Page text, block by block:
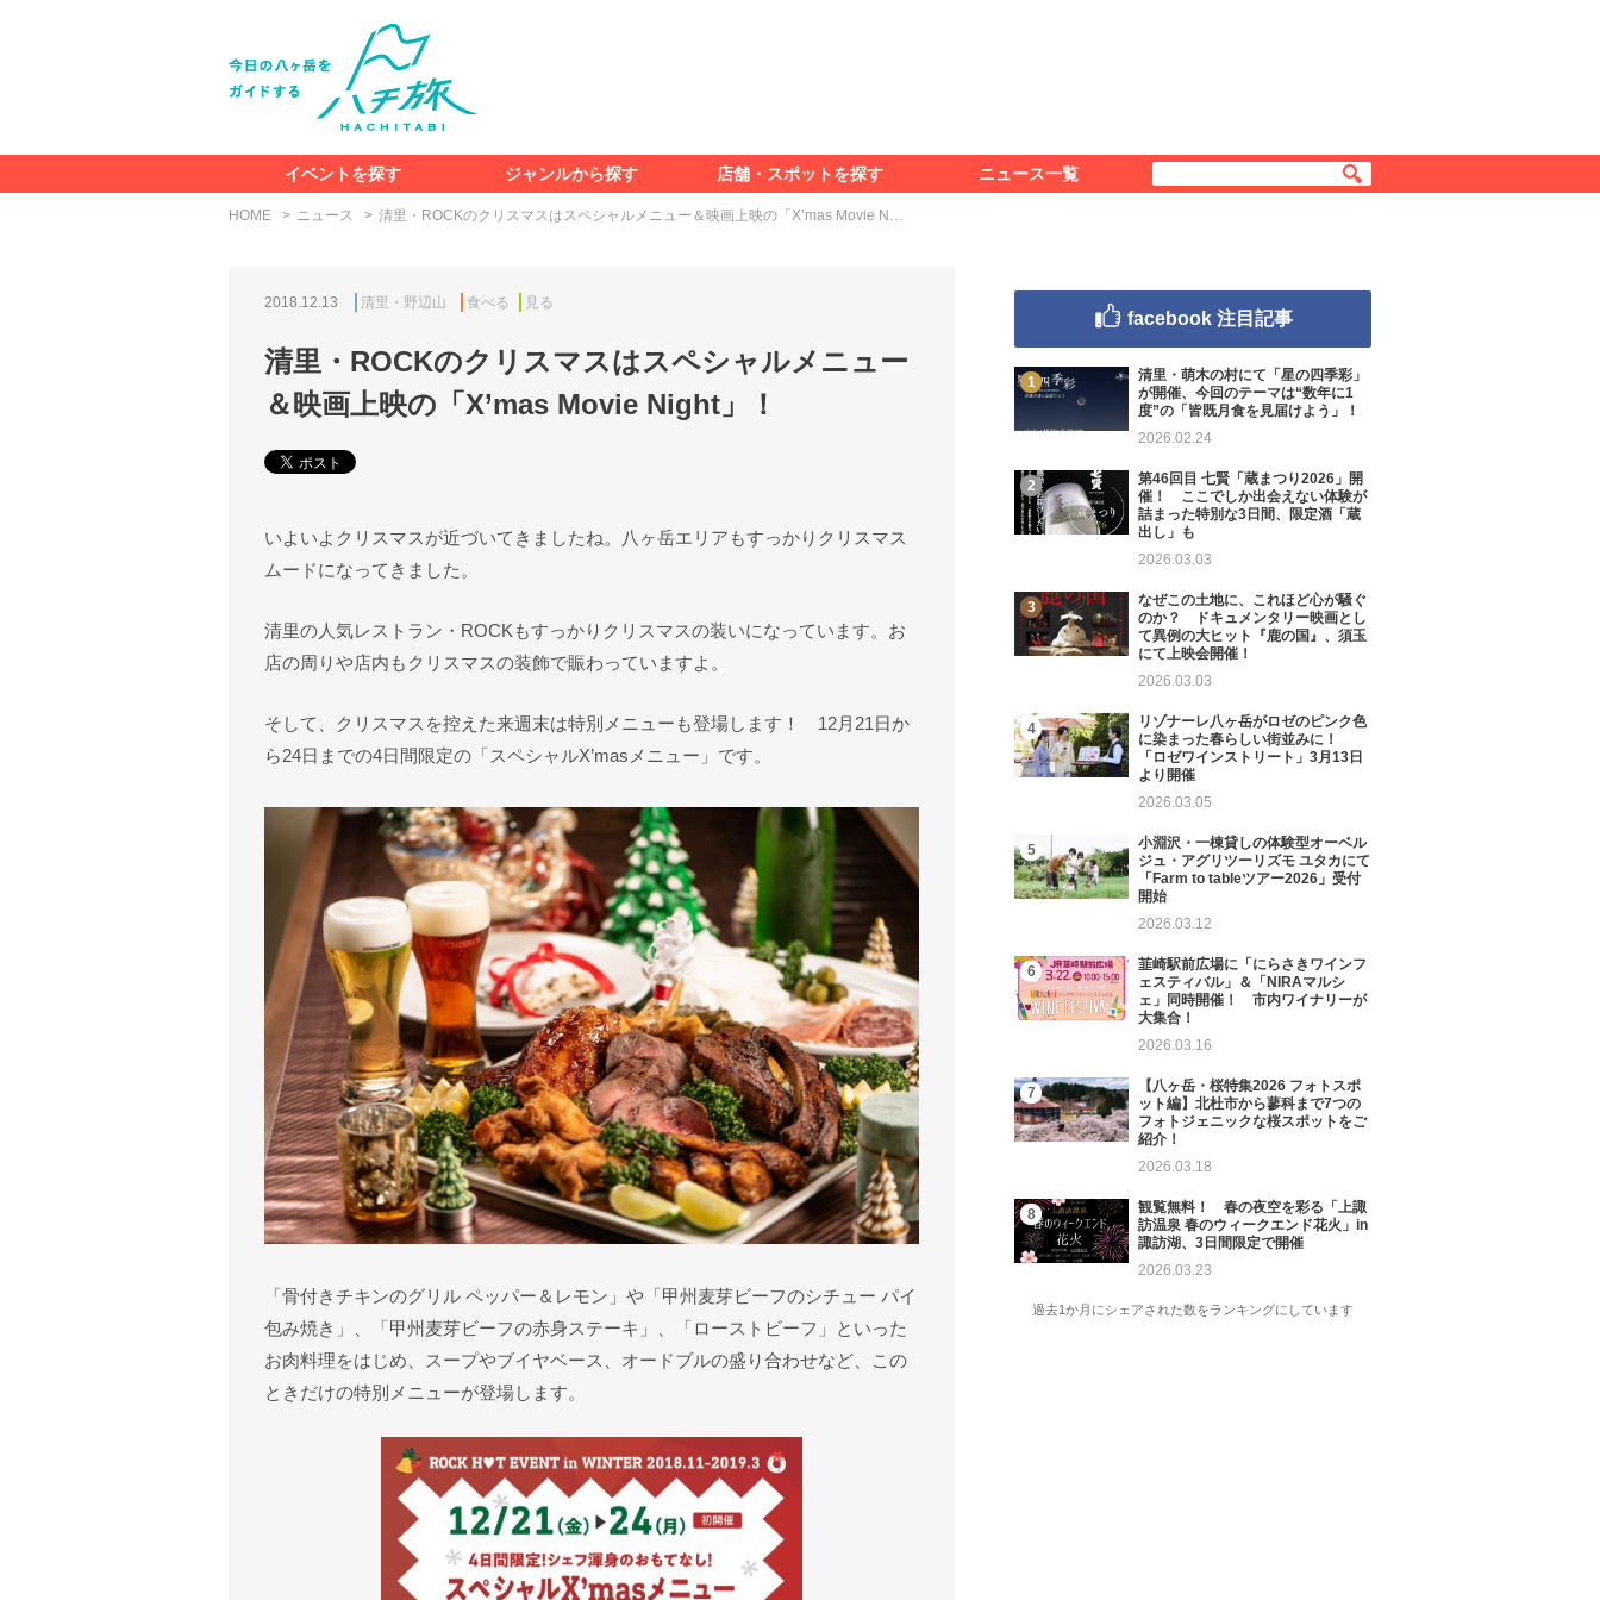
イベントを探す
ジャンルから探す
食べる
見る
知る
遊ぶ
特集＆レポート
店舗・スポットを探す ニュース一覧
HOME ニュース 清里・ROCKのクリスマスはスペシャルメニュー＆映画上映の「X’mas Movie N…
2018.12.13 清里・野辺山 食べる 見る
清里・ROCKのクリスマスはスペシャルメニュー
＆映画上映の「X’mas Movie Night」！
いよいよクリスマスが近づいてきましたね。八ヶ岳エリアもすっかりクリスマス
ムードになってきました。
清里の人気レストラン・ROCKもすっかりクリスマスの装いになっています。お
店の周りや店内もクリスマスの装飾で賑わっていますよ。
そして、クリスマスを控えた来週末は特別メニューも登場します！ 12月21日か
ら24日までの4日間限定の「スペシャルX’masメニュー」です。
「骨付きチキンのグリル ペッパー＆レモン」や「甲州麦芽ビーフのシチュー パイ
包み焼き」、「甲州麦芽ビーフの赤身ステーキ」、「ローストビーフ」といった
お肉料理をはじめ、スープやブイヤベース、オードブルの盛り合わせなど、この
ときだけの特別メニューが登場します。
facebook 注目記事
清里・萌木の村にて「星の四季彩」
が開催、今回のテーマは“数年に1
度”の「皆既月食を見届けよう」！
2026.02.24
第46回目 七賢「蔵まつり2026」開
催！ ここでしか出会えない体験が
詰まった特別な3日間、限定酒「蔵
出し」も
2026.03.03
なぜこの土地に、これほど心が騒ぐ
のか？ ドキュメンタリー映画とし
て異例の大ヒット『鹿の国』、須玉
にて上映会開催！
2026.03.03
リゾナーレ八ヶ岳がロゼのピンク色
に染まった春らしい街並みに！
「ロゼワインストリート」3月13日
より開催
2026.03.05
小淵沢・一棟貸しの体験型オーベル
ジュ・アグリツーリズモ ユタカにて
「Farm to tableツアー2026」受付
開始
2026.03.12
韮崎駅前広場に「にらさきワインフ
ェスティバル」＆「NIRAマルシ
ェ」同時開催！ 市内ワイナリーが
大集合！
2026.03.16
【八ヶ岳・桜特集2026 フォトスポ
ット編】北杜市から蓼科まで7つの
フォトジェニックな桜スポットをご
紹介！
2026.03.18
観覧無料！ 春の夜空を彩る「上諏
訪温泉 春のウィークエンド花火」in
諏訪湖、3日間限定で開催
2026.03.23
過去1か月にシェアされた数をランキングにしています